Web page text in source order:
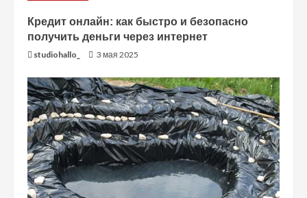
Кредит онлайн: как быстро и безопасно
получить деньги через интернет
studiohallo_ 3 мая 2025